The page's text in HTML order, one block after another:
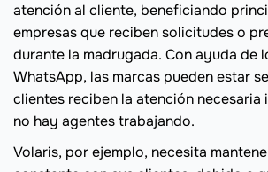
atención al cliente, beneficiando
empresas que reciben solicitudes o
durante la madrugada. Con ayuda de
WhatsApp, las marcas pueden estar
clientes reciben la atención necesaria
no hay agentes trabajando.
Volaris, por ejemplo, necesita